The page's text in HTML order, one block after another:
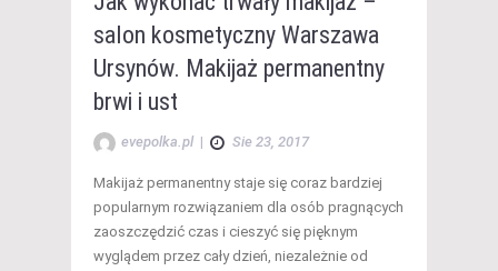
salon kosmetyczny Warszawa
Ursynów. Makijaż permanentny
brwi i ust
evepolka.pl | Sie 23, 2017
Makijaż permanentny staje się coraz bardziej
popularnym rozwiązaniem dla osób pragnących
zaoszczędzić czas i cieszyć się pięknym
wyglądem przez cały dzień, niezależnie od